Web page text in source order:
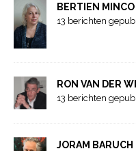
BERTIEN MINCO
13 berichten
RON VAN DER
13 berichten
JORAM BARUCH